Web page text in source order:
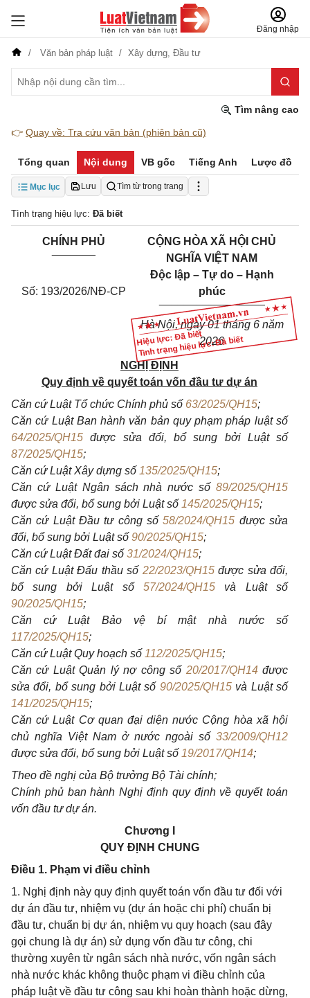
Đăng nhập
Văn bản pháp luật Xây dựng, Đầu tư
Tìm nâng cao
👉 Quay về: Tra cứu văn bản (phiên bản cũ)
Tổng quan Nội dung VB gốc Tiếng Anh Lược đồ
Mục lục Lưu Tìm từ trong trang
Tình trạng hiệu lực: Đã biết
Hiệu lực: Đã biết
Tình trạng hiệu lực: Đã biết
CHÍNH PHỦ
Số: 193/2026/NĐ-CP
CỘNG HÒA XÃ HỘI CHỦ
NGHĨA VIỆT NAM
Độc lập – Tự do – Hạnh
phúc
_________________
Hà Nội, ngày 01 tháng 6 năm
2026
NGHỊ ĐỊNH
Quy định về quyết toán vốn đầu tư dự án
Căn cứ Luật Tổ chức Chính phủ số 63/2025/QH15;
Căn cứ Luật Ban hành văn bản quy phạm pháp luật số
64/2025/QH15 được sửa đổi, bổ sung bởi Luật số
87/2025/QH15;
Căn cứ Luật Xây dựng số 135/2025/QH15;
Căn cứ Luật Ngân sách nhà nước số 89/2025/QH15
được sửa đổi, bổ sung bởi Luật số 145/2025/QH15;
Căn cứ Luật Đầu tư công số58/2024/QH15 được sửa
đổi, bổ sung bởi Luật số 90/2025/QH15;
Căn cứ Luật Đất đai số 31/2024/QH15;
Căn cứ Luật Đấu thầu số 22/2023/QH15được sửa đổi,
bổ sung bởi Luật số 57/2024/QH15và Luật số
90/2025/QH15;
Căn cứ Luật Bảo vệ bí mật nhà nước số
117/2025/QH15;
Căn cứ Luật Quy hoạch số 112/2025/QH15;
Căn cứ Luật Quản lý nợ công số 20/2017/QH14được
sửa đổi, bổ sung bởi Luật số 90/2025/QH15và Luật số
141/2025/QH15;
Căn cứ Luật Cơ quan đại diện nước Cộng hòa xã hội
chủ nghĩa Việt Nam ở nước ngoài số 33/2009/QH12
được sửa đổi, bổ sung bởi Luật số 19/2017/QH14;
Theo đề nghị của Bộ trưởng Bộ Tài chính;
Chính phủ ban hành Nghị định quy định về quyết toán
vốn đầu tư dự án.
Chương I
QUY ĐỊNH CHUNG
Điều 1. Phạm vi điều chỉnh
1. Nghị định này quy định quyết toán vốn đầu tư đối với
dự án đầu tư, nhiệm vụ (dự án hoặc chi phí) chuẩn bị
đầu tư, chuẩn bị dự án, nhiệm vụ quy hoạch (sau đây
gọi chung là dự án) sử dụng vốn đầu tư công, chi
thường xuyên từ ngân sách nhà nước, vốn ngân sách
nhà nước khác không thuộc phạm vi điều chỉnh của
pháp luật về đầu tư công sau khi hoàn thành hoặc dừng,